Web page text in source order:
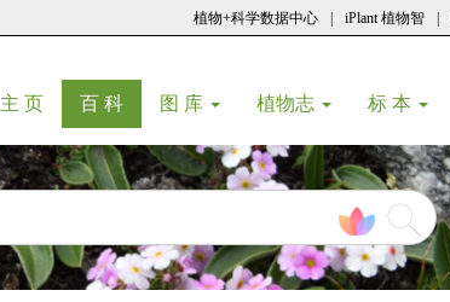
植物+科学数据中心 iPlant 植物智
主 页(current)
百 科(current)
图 库 植物志 标 本